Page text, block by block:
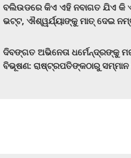
ବଲିଉଡରେ କିଏ ଏହି ନବାଗତ ଯିଏ
ଭଟ୍ଟ, ଐଶ୍ୱର୍ଯ୍ୟାଙ୍କୁ ମାତ୍‌ ଦେଇ
ଦିବଙ୍ଗତ ଅଭିନେତା ଧର୍ମେନ୍ଦ୍ରଙ୍କୁ
ବିଭୂଷଣ: ରାଷ୍ଟ୍ରପତିଙ୍କଠାରୁ